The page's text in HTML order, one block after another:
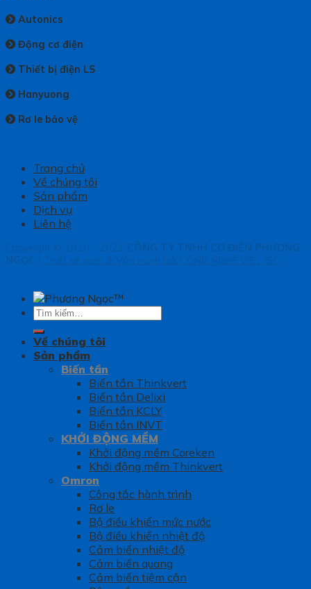
Autonics
Động cơ điện
Thiết bị điện LS
Hanyuong
Rơ le bảo vệ
Trang chủ
Về chúng tôi
Sản phẩm
Dịch vụ
Liên hệ
Copyright © 2010 - 2021 CÔNG TY TNHH CƠ ĐIỆN PHƯƠNG
NGỌC | Thiết kế web & Vận hành bởi CÔNG NGHỆ VIỆT JSC
Tìm
Về chúng tôi
Sản phẩm
Biến tần
Biến tần Thinkvert
Biến tần Delixi
Biến tần KCLY
Biến tần INVT
KHỞI ĐỘNG MỀM
Khởi động mềm Coreken
Khởi động mềm Thinkvert
Omron
Công tắc hành trình
Rơ le
Bộ điều khiển mức nước
Bộ điều khiển nhiệt độ
Cảm biến nhiệt độ
Cảm biến quang
Cảm biến tiệm cận